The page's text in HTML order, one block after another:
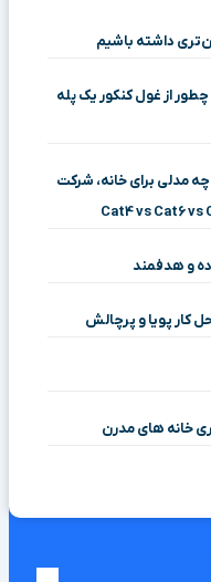
داشته باشیم
از غول کنکور یک پله
مدلی برای خانه، شرکت
و هدفمند
کار پویا و پرچالش